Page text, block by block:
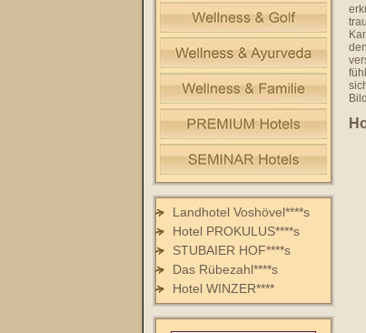
Landhotel Voshövel****s
Hotel PROKULUS****s
STUBAIER HOF****s
Das Rübezahl****s
Hotel WINZER****